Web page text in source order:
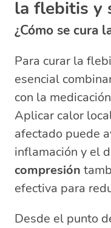
la flebitis y
¿Cómo se cura
Para curar la
esencial
con la
Aplicar calor
afectado puede
inflamación y el
compresión
efectiva para
Desde el punto